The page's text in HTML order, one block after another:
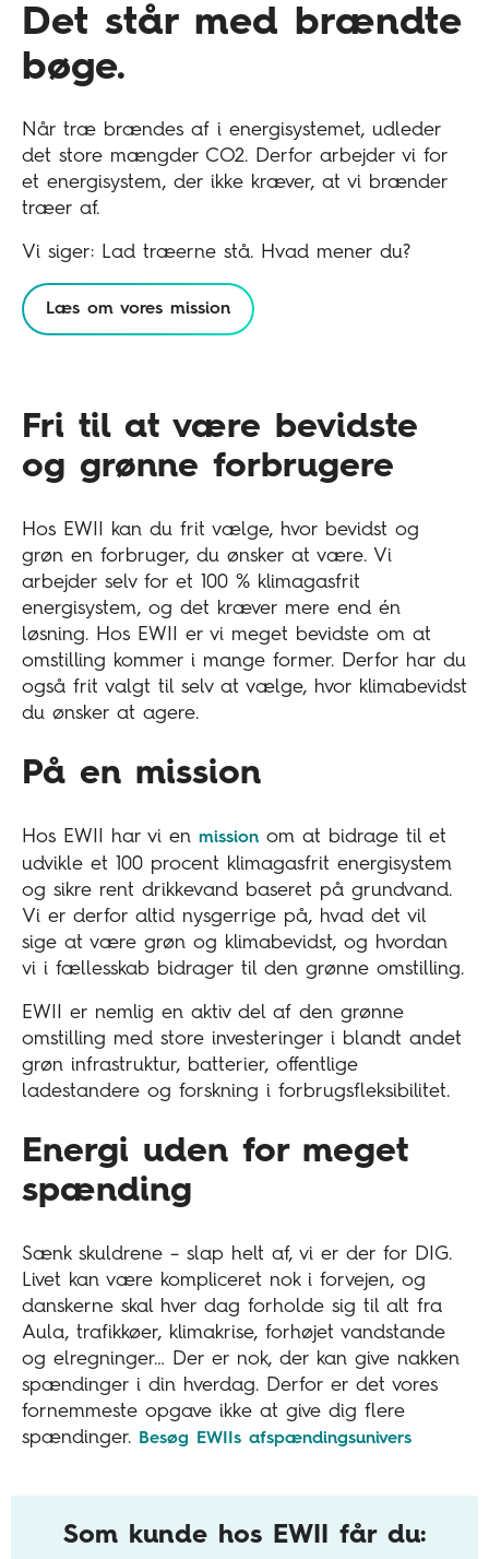
Det står med brændte
bøge.
Når træ brændes af i energisystemet, udleder
det store mængder CO2. Derfor arbejder vi for
et energisystem, der ikke kræver, at vi brænder
træer af.
Vi siger: Lad træerne stå. Hvad mener du?
Læs om vores mission
Fri til at være bevidste
og grønne forbrugere
Hos EWII kan du frit vælge, hvor bevidst og
grøn en forbruger, du ønsker at være. Vi
arbejder selv for et 100 % klimagasfrit
energisystem, og det kræver mere end én
løsning. Hos EWII er vi meget bevidste om at
omstilling kommer i mange former. Derfor har du
også frit valgt til selv at vælge, hvor klimabevidst
du ønsker at agere.
På en mission
Hos EWII har vi en mission om at bidrage til et
udvikle et 100 procent klimagasfrit energisystem
og sikre rent drikkevand baseret på grundvand.
Vi er derfor altid nysgerrige på, hvad det vil
sige at være grøn og klimabevidst, og hvordan
vi i fællesskab bidrager til den grønne omstilling.
EWII er nemlig en aktiv del af den grønne
omstilling med store investeringer i blandt andet
grøn infrastruktur, batterier, offentlige
ladestandere og forskning i forbrugsfleksibilitet.
Energi uden for meget
spænding
Sænk skuldrene – slap helt af, vi er der for DIG.
Livet kan være kompliceret nok i forvejen, og
danskerne skal hver dag forholde sig til alt fra
Aula, trafikkøer, klimakrise, forhøjet vandstande
og elregninger… Der er nok, der kan give nakken
spændinger i din hverdag. Derfor er det vores
fornemmeste opgave ikke at give dig flere
spændinger.
Besøg EWIIs afspændingsunivers
Som kunde hos EWII får du: